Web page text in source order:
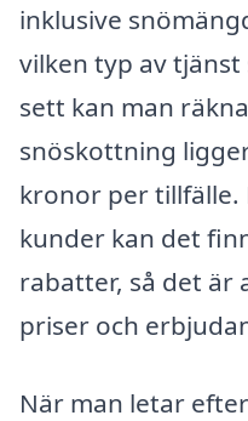
inklusive
vilken typ av tjänst
sett kan man
snöskottning
kronor per tillfälle.
kunder kan det
rabatter, så det är
priser och
När man letar